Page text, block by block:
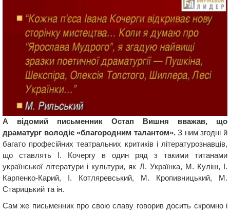
А відомий письменник Остап Вишня вважав, що
драматург володіє «благородним талантом».З ним згодні й
багато професійних театральних критиків і літературознавців,
що ставлять І. Кочергу в один ряд з такими титанами
української літератури і культури, як Л. Українка, М. Куліш, І.
Карпенко-Карий, І. Котляревський, М. Кропивницький, М.
Старицький та ін.
Сам же письменник про свою славу говорив досить скромно і